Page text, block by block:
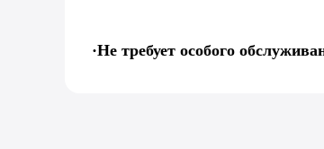
·Не требует особого